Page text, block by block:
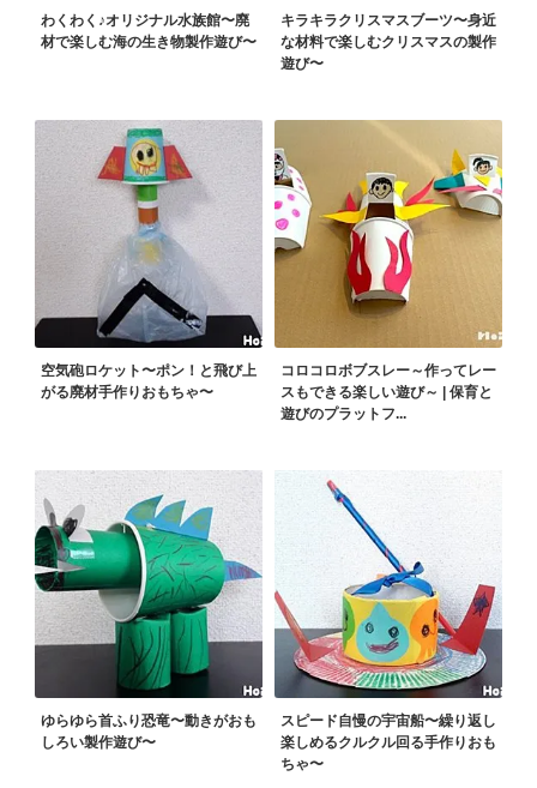
わくわく♪オリジナル水族館〜廃
材で楽しむ海の生き物製作遊び〜
キラキラクリスマスブーツ〜身近
な材料で楽しむクリスマスの製作
遊び〜
空気砲ロケット〜ポン！と飛び上
がる廃材手作りおもちゃ〜
コロコロボブスレー～作ってレー
スもできる楽しい遊び～ | 保育と
遊びのプラットフ...
ゆらゆら首ふり恐竜〜動きがおも
しろい製作遊び〜
スピード自慢の宇宙船〜繰り返し
楽しめるクルクル回る手作りおも
ちゃ〜